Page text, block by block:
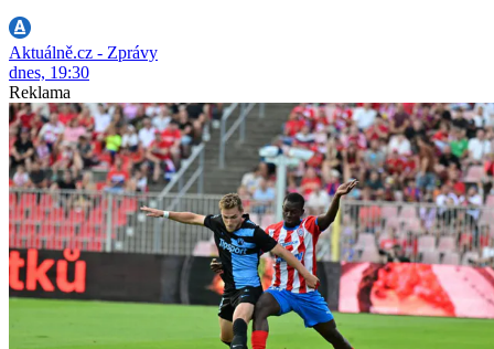
Aktuálně.cz - Zprávy
dnes, 19:30
Reklama